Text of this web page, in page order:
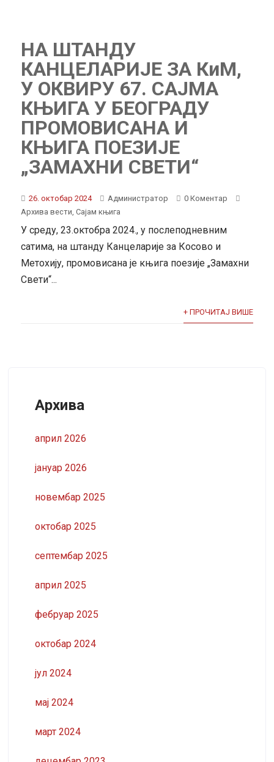
НА ШТАНДУ
КАНЦЕЛАРИЈЕ ЗА КиМ,
У ОКВИРУ 67. САЈМА
КЊИГА У БЕОГРАДУ
ПРОМОВИСАНА И
КЊИГА ПОЕЗИЈЕ
„ЗАМАХНИ СВЕТИ“
26. октобар 2024 Администратор
0 Коментар
Архива вести,Сајам књига
У среду, 23.октобра 2024., у послеподневним
сатима, на штанду Канцеларије за Косово и
Метохију, промовисана је књига поезије „Замахни
Свети“...
+ ПРОЧИТАЈ ВИШЕ
Архива
април 2026
јануар 2026
новембар 2025
октобар 2025
септембар 2025
април 2025
фебруар 2025
октобар 2024
јул 2024
мај 2024
март 2024